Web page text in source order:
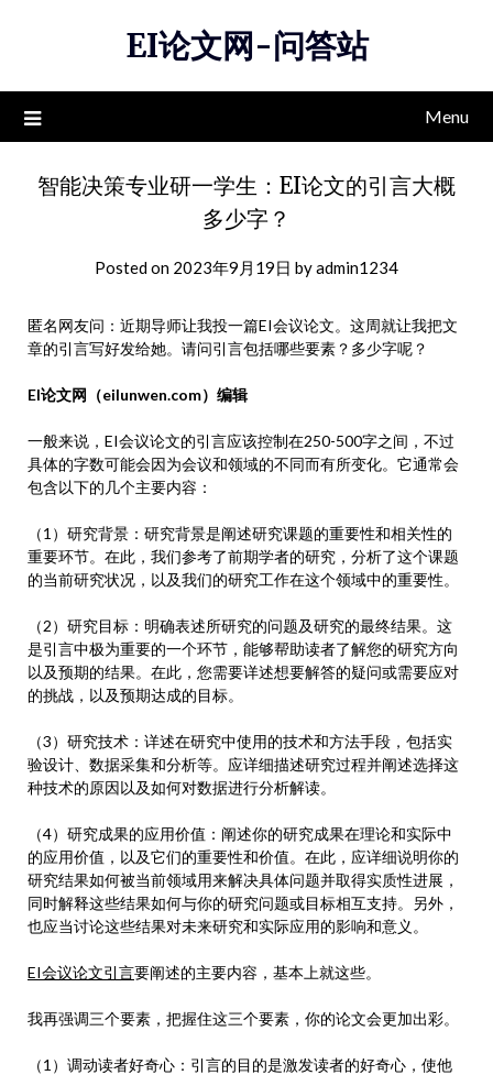
EI论文网-问答站
Menu
智能决策专业研一学生：EI论文的引言大概
多少字？
Posted on 2023年9月19日 byadmin1234
匿名网友问：近期导师让我投一篇EI会议论文。这周就让我把文
章的引言写好发给她。请问引言包括哪些要素？多少字呢？
EI论文网（eilunwen.com）编辑
一般来说，EI会议论文的引言应该控制在250-500字之间，不过
具体的字数可能会因为会议和领域的不同而有所变化。它通常会
包含以下的几个主要内容：
（1）研究背景：研究背景是阐述研究课题的重要性和相关性的
重要环节。在此，我们参考了前期学者的研究，分析了这个课题
的当前研究状况，以及我们的研究工作在这个领域中的重要性。
（2）研究目标：明确表述所研究的问题及研究的最终结果。这
是引言中极为重要的一个环节，能够帮助读者了解您的研究方向
以及预期的结果。在此，您需要详述想要解答的疑问或需要应对
的挑战，以及预期达成的目标。
（3）研究技术：详述在研究中使用的技术和方法手段，包括实
验设计、数据采集和分析等。应详细描述研究过程并阐述选择这
种技术的原因以及如何对数据进行分析解读。
（4）研究成果的应用价值：阐述你的研究成果在理论和实际中
的应用价值，以及它们的重要性和价值。在此，应详细说明你的
研究结果如何被当前领域用来解决具体问题并取得实质性进展，
同时解释这些结果如何与你的研究问题或目标相互支持。另外，
也应当讨论这些结果对未来研究和实际应用的影响和意义。
EI会议论文引言要阐述的主要内容，基本上就这些。
我再强调三个要素，把握住这三个要素，你的论文会更加出彩。
（1）调动读者好奇心：引言的目的是激发读者的好奇心，使他